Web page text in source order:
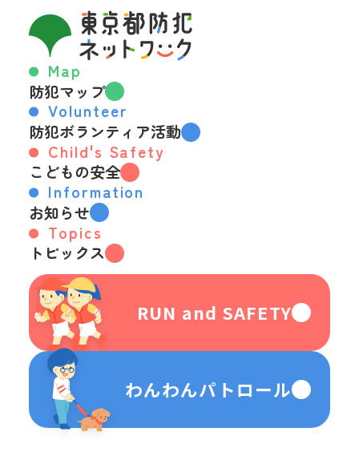
Map
防犯マップ
Volunteer
防犯ボランティア活動
Child's Safety
こどもの安全
Information
お知らせ
Topics
トピックス
RUN and SAFETY
わんわんパトロール